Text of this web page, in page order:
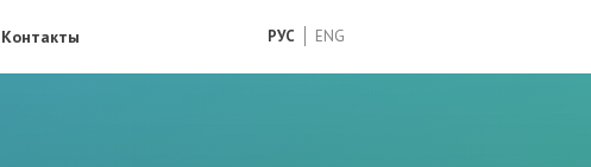
РУС ENG
Контакты